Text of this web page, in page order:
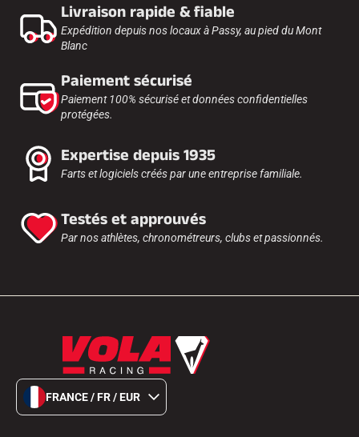
Livraison rapide & fiable
Expédition depuis nos locaux à Passy, au pied du Mont
Blanc
Paiement sécurisé
Paiement 100% sécurisé et données confidentielles
protégées.
Expertise depuis 1935
Farts et logiciels créés par une entreprise familiale.
Testés et approuvés
Par nos athlètes, chronométreurs, clubs et passionnés.
FRANCE / FR / EUR